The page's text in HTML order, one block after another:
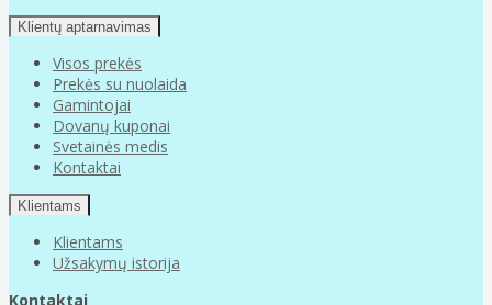
Klientų aptarnavimas
Visos prekės
Prekės su nuolaida
Gamintojai
Dovanų kuponai
Svetainės medis
Kontaktai
Klientams
Klientams
Užsakymų istorija
Kontaktai